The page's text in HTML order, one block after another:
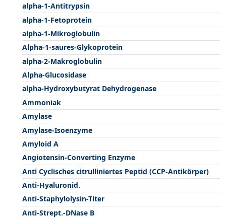
alpha-1-Antitrypsin
alpha-1-Fetoprotein
alpha-1-Mikroglobulin
Alpha-1-saures-Glykoprotein
alpha-2-Makroglobulin
Alpha-Glucosidase
alpha-Hydroxybutyrat Dehydrogenase
Ammoniak
Amylase
Amylase-Isoenzyme
Amyloid A
Angiotensin-Converting Enzyme
Anti Cyclisches citrulliniertes Peptid (CCP-Antikörper)
Anti-Hyaluronid.
Anti-Staphylolysin-Titer
Anti-Strept.-DNase B